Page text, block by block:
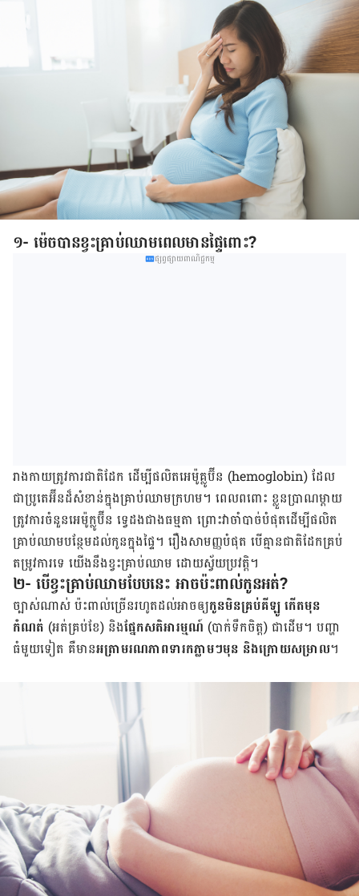
១- ម៉េចបានខ្វះគ្រាប់ឈាមពេលមានផ្ទៃពោះ?
ផ្សព្វផ្សាយពាណិជ្ជកម្ម
រាងកាយ​ត្រូវការ​ជាតិ​ដែក ដើម្បី​ផលិត​អេម៉ូគ្លូប៊ីន (hemoglobin) ដែល​
ជា​ប្រូតេអ៊ីន​ដ៏​សំខាន់​ក្នុង​គ្រាប់​ឈាម​ក្រហម។ ពេល​ពពោះ ខ្លួន​ប្រាណ​ម្ដាយ
ត្រូវការ​ចំនួន​អេម៉ូក្លូប៊ីន ទ្វេ​ដង​ជាង​ធម្មតា ព្រោះ​វា​ចាំបាច់​បំផុត​ដើម្បី​ផលិត​
គ្រាប់​ឈាម​បន្ថែម​ដល់​កូន​ក្នុង​ផ្ទៃ។ រឿង​សាមញ្ញ​បំផុត បើ​គ្មាន​ជាតិ​ដែក​គ្រប់​
តម្រូវ​ការ​ទេ យើង​​នឹង​ខ្វះ​គ្រាប់​ឈាម ដោយ​ស្វ័យប្រវត្តិ។
២- បើខ្វះគ្រាប់ឈាមបែបនេះ អាចប៉ះពាល់កូនអត់?
ច្បាស់ណាស់ ប៉ះ​ពាល់​ច្រើន​រហូត​ដល់​អាច​ឲ្យ​កូន​មិន​គ្រប់​គីឡូកើត​មុន​
កំណត់ (អត់​គ្រប់​ខែ) និង​ផ្នែក​សតិអារម្មណ៍ (បាក់ទឹក​ចិត្ត) ជា​ដើម។ បញ្ហា​
ធំ​មួយ​ទៀត គឺ​មាន​អត្រាមរណភាព​ទារក​ភ្លាមៗ​មុន និង​ក្រោយ​សម្រាល។